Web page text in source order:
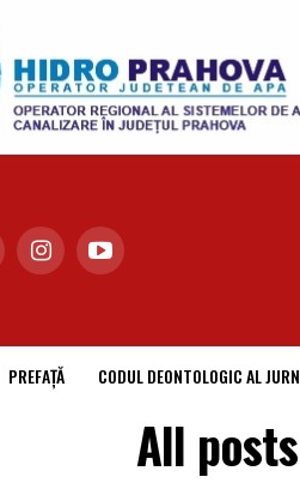
PREFAȚĂ CODUL DEONTOLOGIC AL
All